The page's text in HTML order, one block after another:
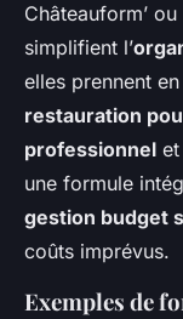
Châteauform’
simplifient l’
elles prennent
restauration
professionnel
une formule
gestion budget
coûts imprévus.
Exemples de